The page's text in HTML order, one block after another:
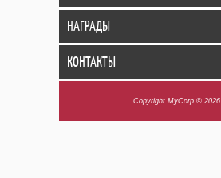
НАГРАДЫ
КОНТАКТЫ
Copyright MyCorp © 2026